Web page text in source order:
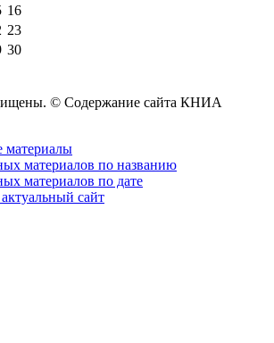
16
23
30
© Содержание сайта КНИА
материалы
материалов по названию
материалов по дате
сайт